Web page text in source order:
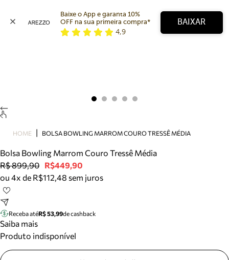
Bolsa
Tamanco
Tênis
Mule
Tire dúvidas sobre pedidos, devoluções e mais.
Meus pedidos
Acompanhe seus pedidos e solicite devoluções.
Baixe o App e garanta 10%
OFF na sua primeira compra*
4,9
BAIXAR
HOME BOLSA BOWLING MARROM COURO TRESSÊ MÉDIA
Bolsa Bowling Marrom Couro Tressê Média
R$ 899,90 R$449,90
ou 4x de R$112,48 sem juros
Receba atéR$ 53,99de cashback
Saiba mais
Produto indisponível